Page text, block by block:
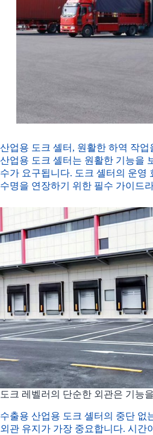
산업용 도크 셸터 , 원활한 하역 작
산업용 도크 셸터는 원활한 기능을
수가 요구됩니다. 도크 셸터의 운영
수명을 연장하기 위한 필수 가이드
도크 레벨러의 단순한 외관은 기능
수출용 산업용 도크 셸터의 중단 없
외관 유지가 가장 중요합니다. 시간